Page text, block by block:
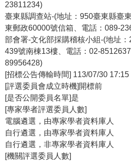
23811234)
臺東縣調查站-(地址：950臺東縣臺
東郵政60000號信箱、電話：089-
部會署-文化部採購稽核小組-(地址
439號南棟13樓、電話：02-
89956428)
[招標公告傳輸時間] 113/07/30 17:15
[評選委員會成立時機]開標前
[是否公開委員名單]是
[專家學者評選委員人數]
電腦遴選，由專家學者資料庫人
自行遴選，由專家學者資料庫人
自行遴選，非專家學者資料庫人
[機關評選委員人數]